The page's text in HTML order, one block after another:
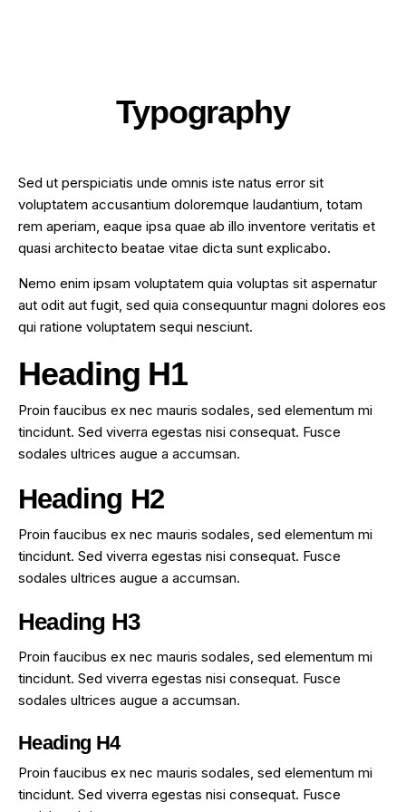
Typography
Sed ut perspiciatis unde omnis iste natus error sit
voluptatem accusantium doloremque laudantium, totam
rem aperiam, eaque ipsa quae ab illo inventore veritatis et
quasi architecto beatae vitae dicta sunt explicabo.
Nemo enim ipsam voluptatem quia voluptas sit aspernatur
aut odit aut fugit, sed quia consequuntur magni dolores eos
qui ratione voluptatem sequi nesciunt.
Heading H1
Proin faucibus ex nec mauris sodales, sed elementum mi
tincidunt. Sed viverra egestas nisi consequat. Fusce
sodales ultrices augue a accumsan.
Heading H2
Proin faucibus ex nec mauris sodales, sed elementum mi
tincidunt. Sed viverra egestas nisi consequat. Fusce
sodales ultrices augue a accumsan.
Heading H3
Proin faucibus ex nec mauris sodales, sed elementum mi
tincidunt. Sed viverra egestas nisi consequat. Fusce
sodales ultrices augue a accumsan.
Heading H4
Proin faucibus ex nec mauris sodales, sed elementum mi
tincidunt. Sed viverra egestas nisi consequat. Fusce